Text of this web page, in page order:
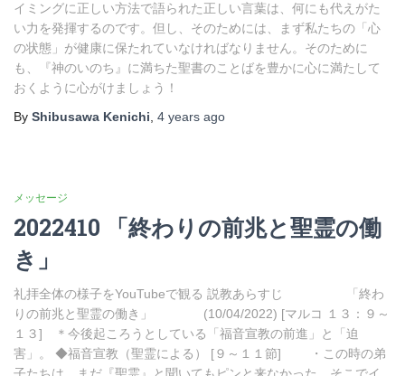
イミングに正しい方法で語られた正しい言葉は、何にも代えがた
い力を発揮するのです。但し、そのためには、まず私たちの「心
の状態」が健康に保たれていなければなりません。そのために
も、『神のいのち』に満ちた聖書のことばを豊かに心に満たして
おくように心がけましょう！
By Shibusawa Kenichi 4 years ago
メッセージ
2022410 「終わりの前兆と聖霊の働
き」
礼拝全体の様子をYouTubeで観る 説教あらすじ 「終わ
りの前兆と聖霊の働き」 (10/04/2022) [マルコ １３：９～
１３] ＊今後起ころうとしている「福音宣教の前進」と「迫
害」。 ◆福音宣教（聖霊による） [９～１１節] ・この時の弟